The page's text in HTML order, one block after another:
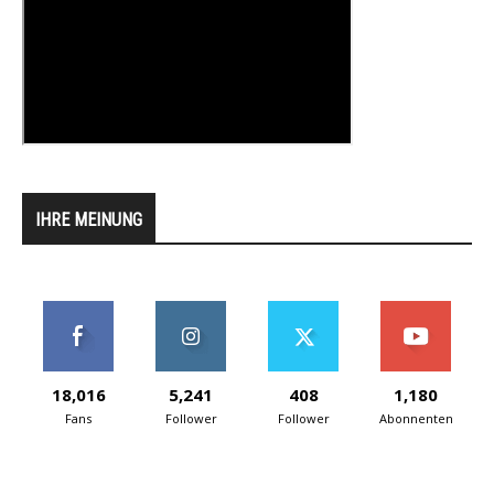
IHRE MEINUNG
18,016
Fans
5,241
Follower
408
Follower
1,180
Abonnenten